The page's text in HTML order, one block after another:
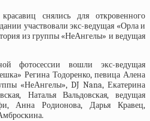
снялись для откровенного
участвовали экс-ведущая «Орла и
из группы «НеАнгелы» и ведущая
фотосессии вошли экс-ведущая
Регина Тодоренко, певица Алена
«НеАнгелы», DJ Nana, Екатерина
Наталья Вальдовская, ведущая
Анна Родионова, Дарья Кравец,